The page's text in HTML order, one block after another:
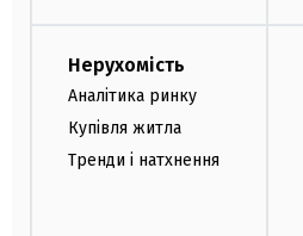
Нерухомість
Аналітика ринку
Купівля житла
Тренди і натхнення